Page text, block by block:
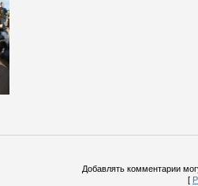
Добавлять комментарии
[